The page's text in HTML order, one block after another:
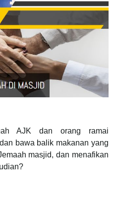
AJK dan orang ramai
bawa balik makanan yang
masjid, dan menafikan